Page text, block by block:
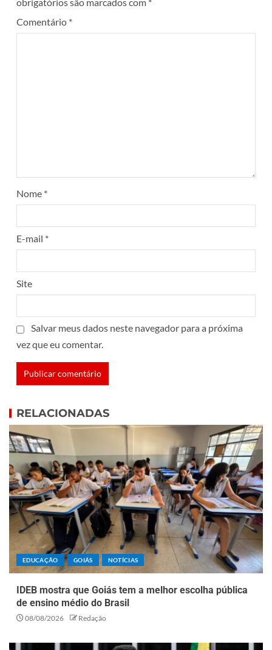
Comentário *
Nome *
E-mail *
Site
Salvar meus dados neste navegador para a próxima
vez que eu comentar.
RELACIONADAS
EDUCAÇÃO GOIÁS NOTÍCIAS
IDEB mostra que Goiás tem a melhor escolha pública
de ensino médio do Brasil
08/08/2026 Redação